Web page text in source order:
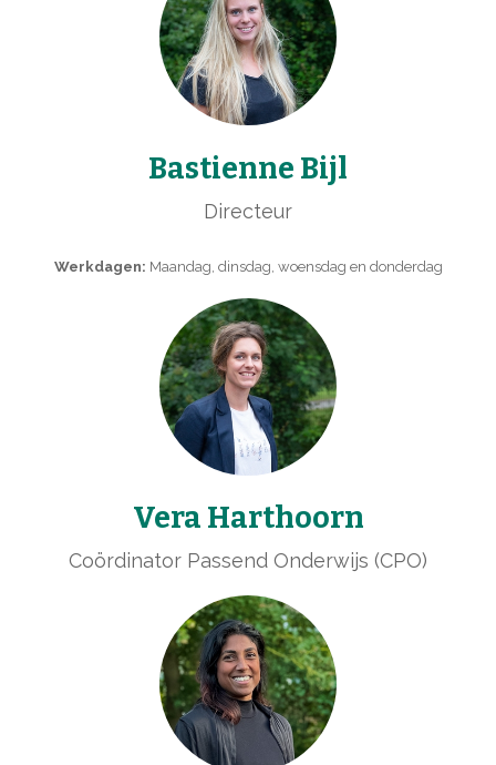
Bastienne Bijl
Directeur
Werkdagen: Maandag, dinsdag, woensdag en donderdag
Vera Harthoorn
Coördinator Passend Onderwijs (CPO)